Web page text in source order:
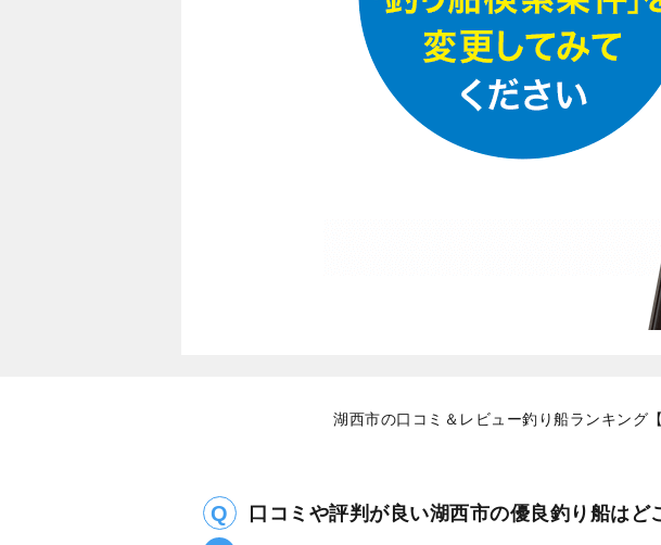
湖西市の口コミ＆レビュー釣り船ランキング
口コミや評判が良い湖西市の優良釣り船はど